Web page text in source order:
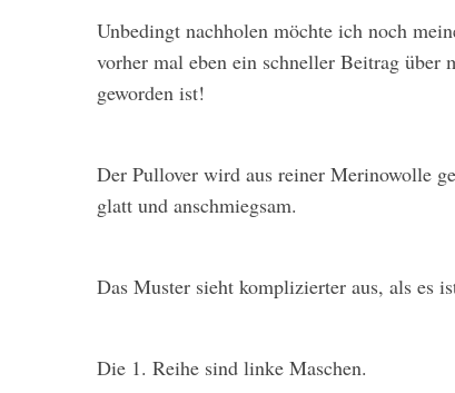
Unbedingt nachholen möchte ich noch
vorher mal eben ein schneller Beitrag
geworden ist!
Der Pullover wird aus reiner Merinowolle
glatt und anschmiegsam.
Das Muster sieht komplizierter aus, als es
Die 1. Reihe sind linke Maschen.